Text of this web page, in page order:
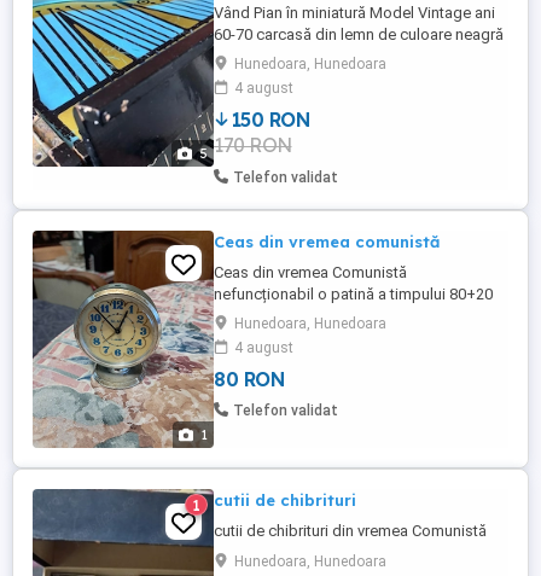
5
Vând Pian în miniatură Model Vintage ani
60-70 carcasă din lemn de culoare neagră
urme normale de uzură și patina timpului
pe margini vizibile în poză , clape din lemn
două defecte restul funcționale. P.S nu
trimit ramburs plata în cont.
Hunedoara, Hunedoara
4 august
150 RON
170 RON
Telefon validat
1
Ceas din vremea comunistă
Ceas din vremea Comunistă
nefuncționabil o patină a timpului 80+20
transport nu trimit ramburs cu plata în
cont.
Hunedoara, Hunedoara
4 august
80 RON
Telefon validat
1 cutii de chibrituri
cutii de chibrituri din vremea Comunistă
Hunedoara, Hunedoara